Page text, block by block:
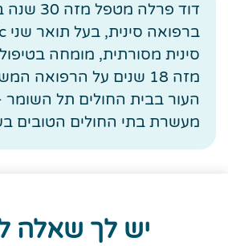
דוד פרלה
סינית מסורתית, מומחה
מזה 18 שנים על
העור בבית החולים תל
מעשרת בתי החולים הטובים
יש לך שאלה